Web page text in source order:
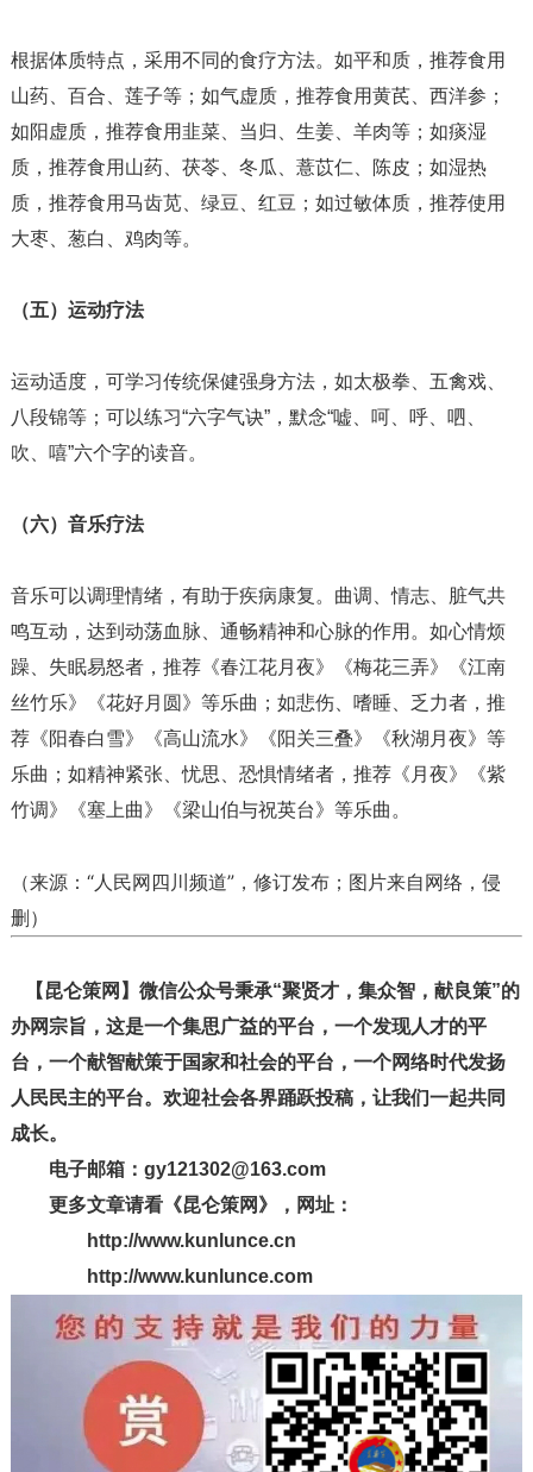
根据体质特点，采用不同的食疗方法。如平和质，推荐食用
山药、百合、莲子等；如气虚质，推荐食用黄芪、西洋参；
如阳虚质，推荐食用韭菜、当归、生姜、羊肉等；如痰湿
质，推荐食用山药、茯苓、冬瓜、薏苡仁、陈皮；如湿热
质，推荐食用马齿苋、绿豆、红豆；如过敏体质，推荐使用
大枣、葱白、鸡肉等。
（五）运动疗法
运动适度，可学习传统保健强身方法，如太极拳、五禽戏、
八段锦等；可以练习“六字气诀”，默念“嘘、呵、呼、呬、
吹、嘻”六个字的读音。
（六）音乐疗法
音乐可以调理情绪，有助于疾病康复。曲调、情志、脏气共
鸣互动，达到动荡血脉、通畅精神和心脉的作用。如心情烦
躁、失眠易怒者，推荐《春江花月夜》《梅花三弄》《江南
丝竹乐》《花好月圆》等乐曲；如悲伤、嗜睡、乏力者，推
荐《阳春白雪》《高山流水》《阳关三叠》《秋湖月夜》等
乐曲；如精神紧张、忧思、恐惧情绪者，推荐《月夜》《紫
竹调》《塞上曲》《梁山伯与祝英台》等乐曲。
（来源： “人民网四川频道”，修订发布； 图片来自网络，侵
删）
【昆仑策网】微信公众号秉承“聚贤才，集众智，献良策”的
办网宗旨，这是一个集思广益的平台，一个发现人才的平
台，一个献智献策于国家和社会的平台，一个网络时代发扬
人民民主的平台。欢迎社会各界踊跃投稿，让我们一起共同
成长。
电子邮箱：gy121302@163.com
更多文章请看《昆仑策网》，网址：
http://www.kunlunce.cn
http://www.kunlunce.com